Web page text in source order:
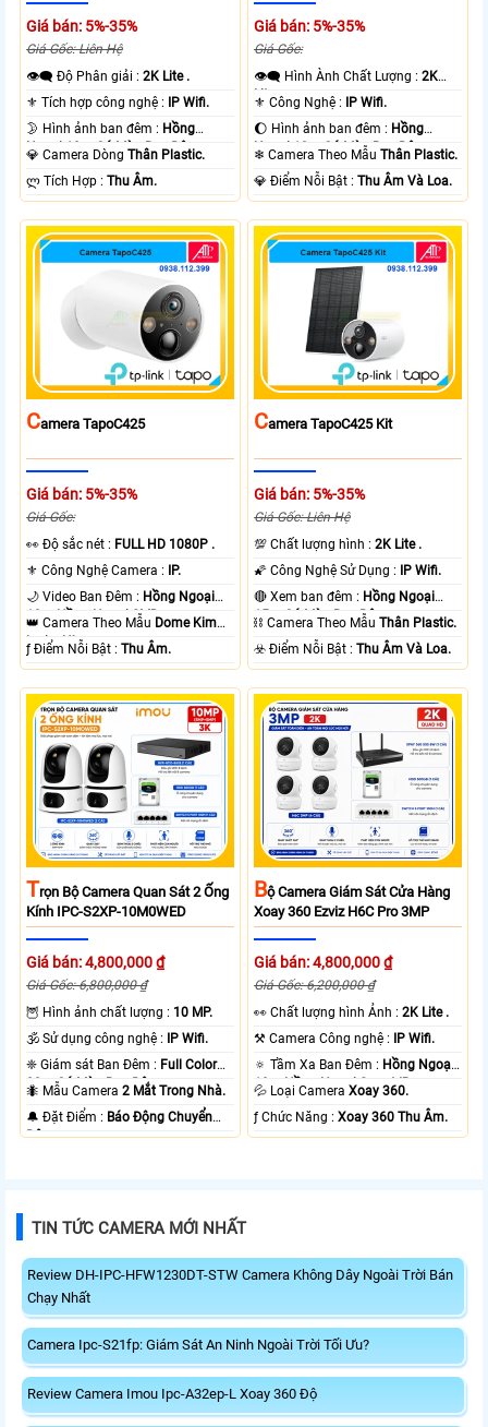
Giá bán: 5%-35%
Giá Gốc: Liên Hệ
👁️‍🗨 Độ Phân giải :2K Lite .
⚜️ Tích hợp công nghệ : IP Wifi.
🌛 Hình ảnh ban đêm : Hồng
Ngoại 10m Có Màu Ban Ðêm.
💎 Camera DòngThân Plastic.
️ლ Tích Hợp :Thu Âm.
Giá bán: 5%-35%
Giá Gốc:
👁️‍🗨 Hình Ành Chất Lượng :2K
Lite .
⚜️ Công Nghệ : IP Wifi.
🌔 Hình ảnh ban đêm : Hồng
Ngoại 10m Có Màu Ban Ðêm.
❄ Camera Theo MẫuThân Plastic.
️💎 Điểm Nỗi Bật :Thu Âm Và Loa.
CAmera TapoC425
Giá bán: 5%-35%
Giá Gốc:
️👀 Độ sắc nét : FULL HD 1080P .
⚜️ Công Nghệ Camera : IP.
🌙 Video Ban Đêm : Hồng Ngoại
10m Hồng Ngoại SMD.
👑 Camera Theo Mẫu Dome Kim
loại + Nhựa.
️ƒ Điểm Nỗi Bật :Thu Âm.
CAmera TapoC425 Kit
Giá bán: 5%-35%
Giá Gốc: Liên Hệ
💯 Chất lượng hình :2K Lite .
🌠 Công Nghệ Sử Dụng : IP Wifi.
🔴 Xem ban đêm : Hồng Ngoại
15m Có Màu Ban Ðêm.
⛓ Camera Theo MẫuThân Plastic.
️☣️ Điểm Nỗi Bật :Thu Âm Và Loa.
TRọn Bộ Camera Quan Sát 2 Ống
Kính IPC-S2XP-10M0WED
Giá bán: 4,800,000 ₫
Giá Gốc: 6,800,000 ₫
🦉 Hình ảnh chất lượng : 10 MP.
🕉️ Sử dụng công nghệ : IP Wifi.
❈ Giám sát Ban Đêm : Full Color
20m Có Màu Ban Ðêm.
🐜 Mẫu Camera2 Mắt Trong Nhà.
️🔔 Đặt Điểm : Báo Động Chuyển
Động.
BỘ Camera Giám Sát Cửa Hàng
Xoay 360 Ezviz H6C Pro 3MP
Giá bán: 4,800,000 ₫
Giá Gốc: 6,200,000 ₫
️👀 Chất lượng hình Ảnh :2K Lite .
⚒ Camera Công nghệ : IP Wifi.
🔅 Tầm Xa Ban Đêm : Hồng Ngoại
10m Hồng Ngoại Smart IR.
💦 Loại CameraXoay 360.
️ƒ Chức Năng :Xoay 360 Thu Âm.
TIN TỨC CAMERA MỚI NHẤT
Review DH-IPC-HFW1230DT-STW Camera Không Dây Ngoài Trời Bán
Chạy Nhất
Camera Ipc-S21fp: Giám Sát An Ninh Ngoài Trời Tối Ưu?
Review Camera Imou Ipc-A32ep-L Xoay 360 Độ